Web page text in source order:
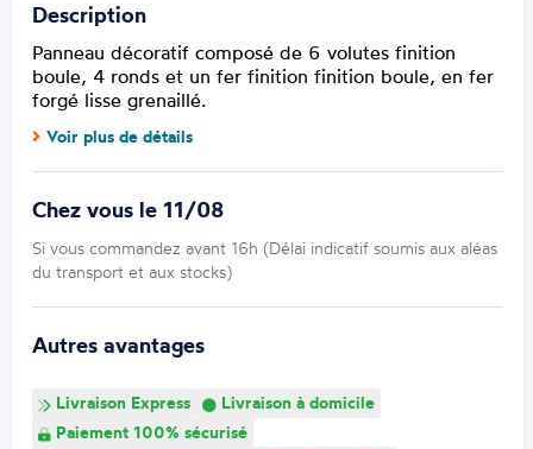
Description
Panneau décoratif composé de 6 volutes finition
boule, 4 ronds et un fer finition finition boule, en fer
forgé lisse grenaillé.
Voir plus de détails
Chez vous le 11/08
Si vous commandez avant 16h (Délai indicatif soumis aux aléas
du transport et aux stocks)
Autres avantages
Livraison Express
Livraison à domicile
Paiement 100% sécurisé